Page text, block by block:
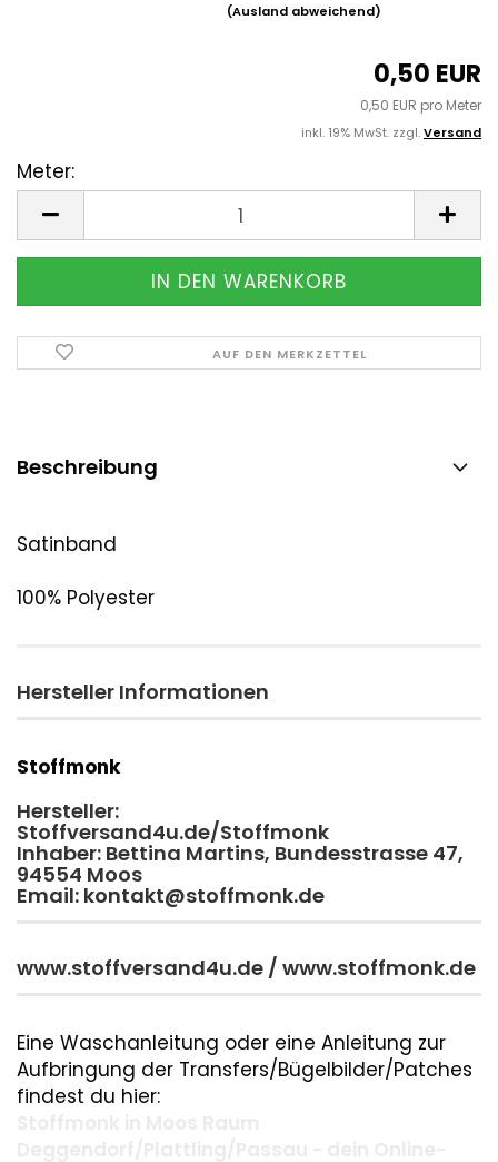
(Ausland abweichend)
0,50 EUR
0,50 EUR pro Meter
inkl. 19% MwSt. zzgl.Versand
Meter:
AUF DEN MERKZETTEL
Beschreibung
Satinband
100% Polyester
Hersteller Informationen
Stoffmonk
Hersteller:
Stoffversand4u.de/Stoffmonk
Inhaber: Bettina Martins, Bundesstrasse 47,
94554 Moos
Email: kontakt@stoffmonk.de
www.stoffversand4u.de / www.stoffmonk.de
Eine Waschanleitung oder eine Anleitung zur
Aufbringung der Transfers/Bügelbilder/Patches
findest du hier: